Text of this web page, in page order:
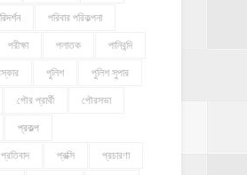
পরিবার পরিকল্পনা
পরীক্ষা পলাতক পানিবন্দি
পুলিশ পুলিশ সুপার
পৌর প্রার্থী পৌরসভা
প্রকল্প
প্রক্সি প্রচারণা